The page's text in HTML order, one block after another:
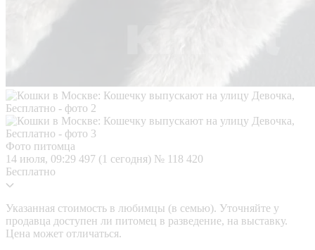
Фото питомца
14 июля, 09:29 497 (1 сегодня) № 118 420
Бесплатно
Указанная стоимость в любимцы (в семью). Уточняйте у
продавца доступен ли питомец в разведение, на выставку.
Цена может отличаться.